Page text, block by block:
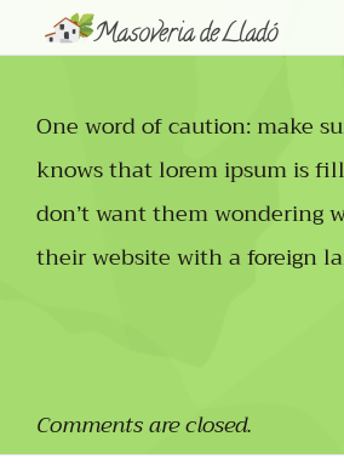
One word of caution: make
knows that lorem ipsum is
don’t want them wondering
their website with a foreign
Comments are closed.